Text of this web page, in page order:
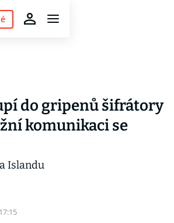
do gripenů šifrátory
komunikaci se
17:15